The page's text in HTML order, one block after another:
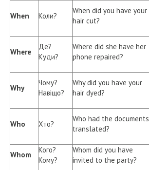
When Коли?
When did you have your
hair cut?
Where
Де?
Куди?
Where did she have her
phone repaired?
Why
Чому?
Навіщо?
Why did you have your
hair dyed?
Who Хто?
Who had the documents
translated?
Whom
Кого?
Кому?
Whom did you have
invited to the party?